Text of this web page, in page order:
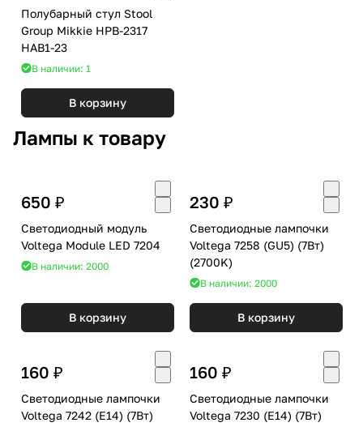
Полубарный стул Stool
Group Mikkie HPB-2317
HAB1-23
В наличии: 1
В корзину
Лампы к товару
650 ₽
Светодиодный модуль
Voltega Module LED 7204
В наличии: 2000
В корзину
230 ₽
Светодиодные лампочки
Voltega 7258 (GU5) (7Вт)
(2700K)
В наличии: 2000
В корзину
160 ₽
Светодиодные лампочки
Voltega 7242 (E14) (7Вт)
160 ₽
Светодиодные лампочки
Voltega 7230 (E14) (7Вт)